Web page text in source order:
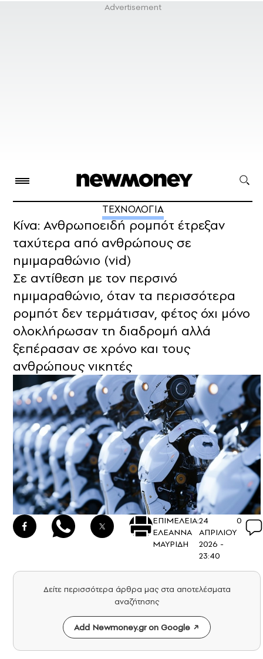
ΤΕΧΝΟΛΟΓΙΑ
Κίνα: Ανθρωποειδή ρομπότ έτρεξαν
ταχύτερα από ανθρώπους σε
ημιμαραθώνιο (vid)
Σε αντίθεση με τον περσινό
ημιμαραθώνιο, όταν τα περισσότερα
ρομπότ δεν τερμάτισαν, φέτος όχι μόνο
ολοκλήρωσαν τη διαδρομή αλλά
ξεπέρασαν σε χρόνο και τους
ανθρώπους νικητές
ΕΠΙΜΕΛΕΙΑ:
ΕΛΕΑΝΝΑ
ΜΑΥΡΙΔΗ
24
ΑΠΡΙΛΙΟΥ
2026 -
23:40
0
Δείτε περισσότερα άρθρα μας στα αποτελέσματα
αναζήτησης
Add Newmoney.gr on Google